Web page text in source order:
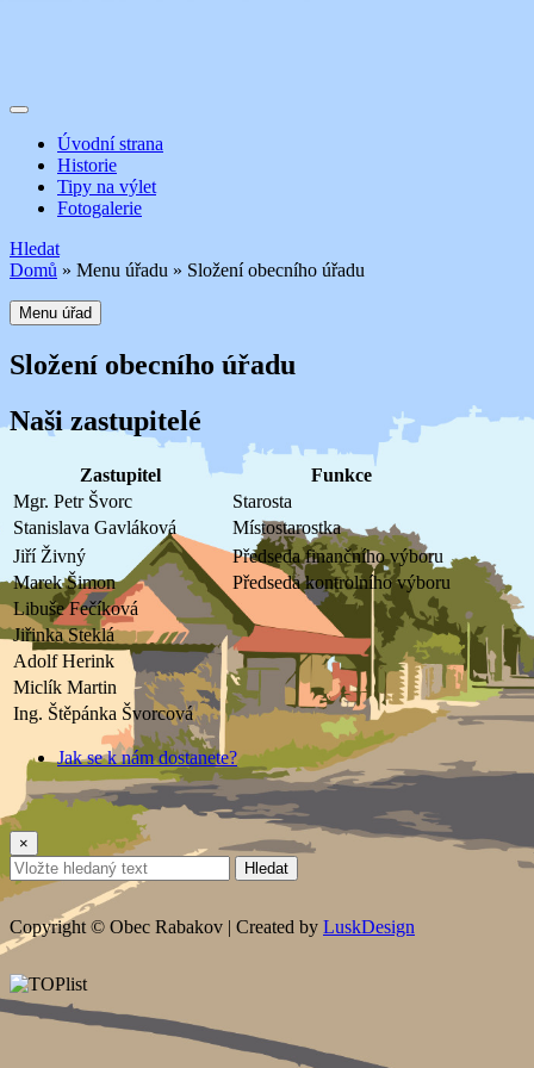
Úvodní strana
Historie
Tipy na výlet
Fotogalerie
Hledat
Domů » Menu úřadu » Složení obecního úřadu
Menu úřad
Složení obecního úřadu
Naši zastupitelé
Zastupitel
Funkce
Mgr. Petr Švorc
Starosta
Stanislava Gavláková
Místostarostka
Jiří Živný
Předseda finančního výboru
Marek Šimon
Předseda kontrolního výboru
Libuše Fečíková
Jiřinka Steklá
Adolf Herink
Miclík Martin
Ing. Štěpánka Švorcová
Jak se k nám dostanete?
×
Hledat
Copyright © Obec Rabakov | Created by LuskDesign